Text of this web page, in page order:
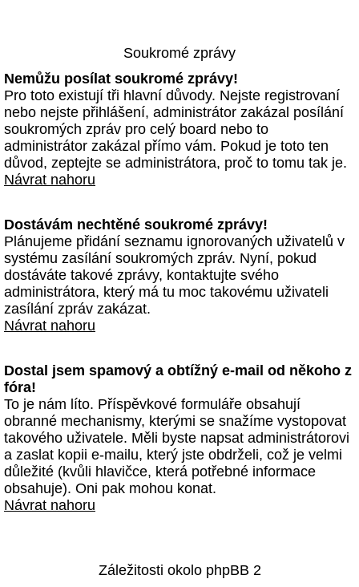
Soukromé zprávy
Nemůžu posílat soukromé zprávy!
Pro toto existují tři hlavní důvody. Nejste registrovaní
nebo nejste přihlášení, administrátor zakázal posílání
soukromých zpráv pro celý board nebo to
administrátor zakázal přímo vám. Pokud je toto ten
důvod, zeptejte se administrátora, proč to tomu tak je.
Návrat nahoru
Dostávám nechtěné soukromé zprávy!
Plánujeme přidání seznamu ignorovaných uživatelů v
systému zasílání soukromých zpráv. Nyní, pokud
dostáváte takové zprávy, kontaktujte svého
administrátora, který má tu moc takovému uživateli
zasílání zpráv zakázat.
Návrat nahoru
Dostal jsem spamový a obtížný e-mail od někoho z
fóra!
To je nám líto. Příspěvkové formuláře obsahují
obranné mechanismy, kterými se snažíme vystopovat
takového uživatele. Měli byste napsat administrátorovi
a zaslat kopii e-mailu, který jste obdrželi, což je velmi
důležité (kvůli hlavičce, která potřebné informace
obsahuje). Oni pak mohou konat.
Návrat nahoru
Záležitosti okolo phpBB 2